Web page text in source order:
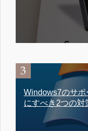
Windows7のサ
にすべき2つの対